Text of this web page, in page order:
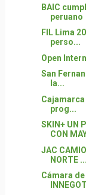
BAIC
peruano
FIL Lima
perso...
Open
San
la...
prog...
SKIN+ UN
CON
JAC
NORTE ...
Cámara